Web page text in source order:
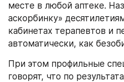
месте в любой аптеке.
аскорбинку»
кабинетах терапевтов и
автоматически, как
При этом профильные
говорят, что по